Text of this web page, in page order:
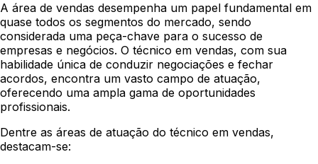
A área de vendas desempenha um papel fundamental em
quase todos os segmentos do mercado, sendo
considerada uma peça-chave para o sucesso de
empresas e negócios. O técnico em vendas, com sua
habilidade única de conduzir negociações e fechar
acordos, encontra um vasto campo de atuação,
oferecendo uma ampla gama de oportunidades
profissionais.
Dentre as áreas de atuação do técnico em vendas,
destacam-se: